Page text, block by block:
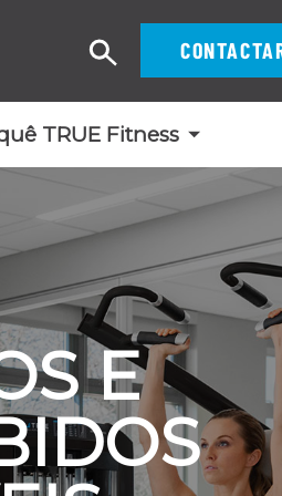
TRUE Fitness
Pesquisar
E